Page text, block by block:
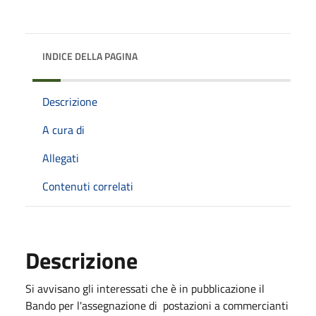
INDICE DELLA PAGINA
Descrizione
A cura di
Allegati
Contenuti correlati
Descrizione
Si avvisano gli interessati che è in pubblicazione il
Bando per l'assegnazione di postazioni a commercianti